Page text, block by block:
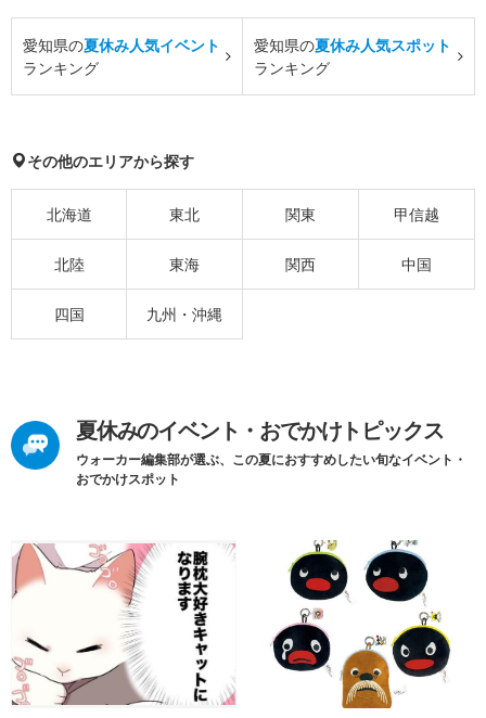
愛知県の夏休み人気イベント
ランキング
愛知県の夏休み人気スポット
ランキング
その他のエリアから探す
北海道 東北 関東 甲信越
北陸 東海 関西 中国
四国 九州・沖縄
夏休みのイベント・おでかけトピックス
ウォーカー編集部が選ぶ、この夏におすすめしたい旬なイベント・
おでかけスポット